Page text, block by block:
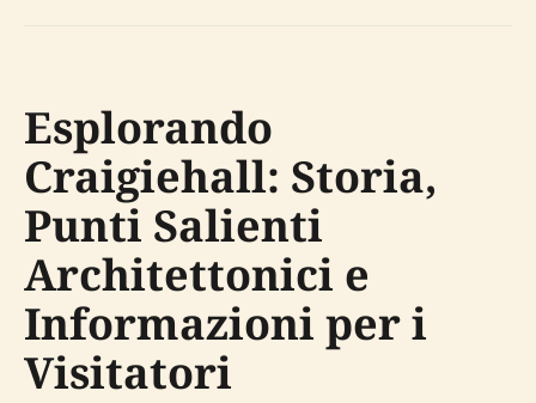
Esplorando
Craigiehall: Storia,
Punti Salienti
Architettonici e
Informazioni per i
Visitatori